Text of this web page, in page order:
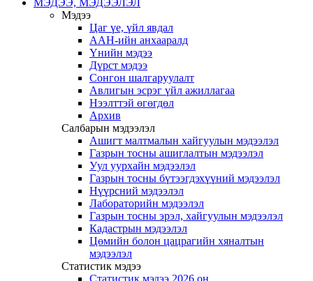
МЭДЭЭ, МЭДЭЭЛЭЛ
Мэдээ
Цаг үе, үйл явдал
ААН-ийн анхааралд
Үнийн мэдээ
Дүрст мэдээ
Сонгон шалгаруулалт
Авлигын эсрэг үйл ажиллагаа
Нээлттэй өгөгдөл
Архив
Салбарын мэдээлэл
Ашигт малтмалын хайгуулын мэдээлэл
Газрын тосны ашиглалтын мэдээлэл
Уул уурхайн мэдээлэл
Газрын тосны бүтээгдэхүүний мэдээлэл
Нүүрсний мэдээлэл
Лабораторийн мэдээлэл
Газрын тосны эрэл, хайгуулын мэдээлэл
Кадастрын мэдээлэл
Цөмийн болон цацрагийн хяналтын
мэдээлэл
Статистик мэдээ
Статистик мэдээ 2026 он